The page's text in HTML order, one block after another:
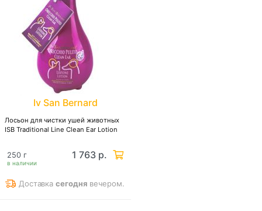
Iv San Bernard
Лосьон для чистки ушей животных
ISB Traditional Line Clean Ear Lotion
в наличии
250 г 1 763 р.
Доставкасегодня вечером.